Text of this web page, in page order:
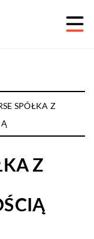
SPÓŁKA Z
Z